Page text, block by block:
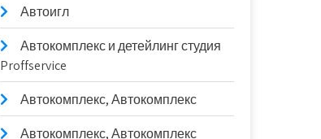
Автоигл
Автокомплекс и детейлинг студия
Proffservice
Автокомплекс, Автокомплекс
Автокомплекс, Автокомплекс